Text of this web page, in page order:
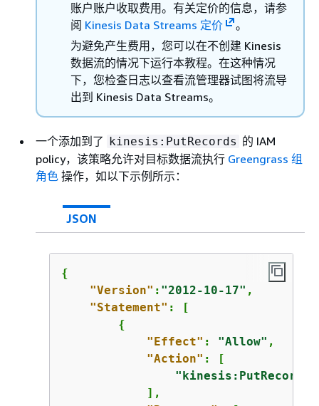
账户账户收取费用。有关定价的信息，请参
阅 Kinesis Data Streams 定价
。
为避免产生费用，您可以在不创建 Kinesis
数据流的情况下运行本教程。在这种情况
下，您检查日志以查看流管理器试图将流导
出到 Kinesis Data Streams。
一个添加到了 kinesis:PutRecords 的 IAM
policy，该策略允许对目标数据流执行 Greengrass 组
角色 操作，如以下示例所示：
JSON
{
"Version" : "2012-10-17" ,
"Statement" : [
{
"Effect" : "Allow" ,
"Action" : [
"kinesis:PutRecords"
            ],